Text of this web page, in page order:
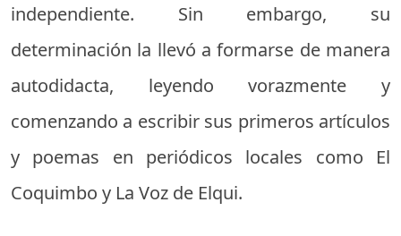
independiente. Sin embargo, su
determinación la llevó a formarse de manera
autodidacta, leyendo vorazmente y
comenzando a escribir sus primeros artículos
y poemas en periódicos locales como El
Coquimbo y La Voz de Elqui.